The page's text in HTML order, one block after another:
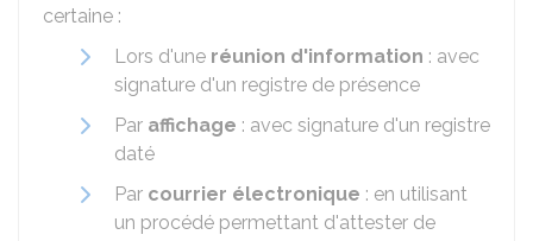
certaine :
Lors d'une réunion d'information : avec
signature d'un registre de présence
Par affichage : avec signature d'un registre
daté
Par courrier électronique : en utilisant
un procédé permettant d'attester de